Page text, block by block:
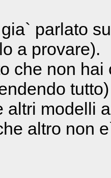
parlato
a provare).
che non
tutto)
altri modelli
altro non